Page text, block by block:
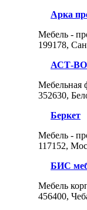
Арка
Мебель -
199178,
АСТ-
Мебельная
352630,
Беркет
Мебель -
117152,
БИС
Мебель
456400,